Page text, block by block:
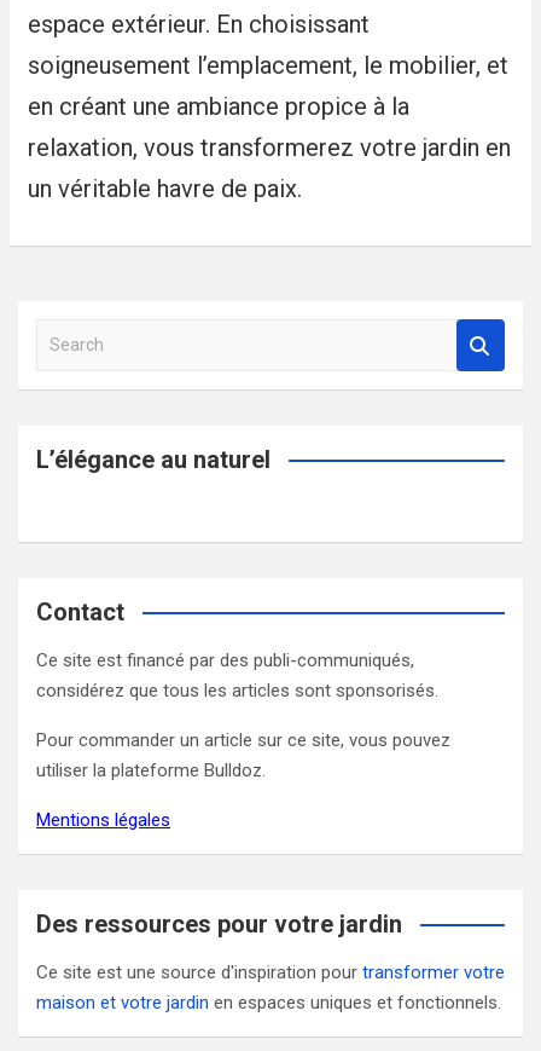
espace extérieur. En choisissant
soigneusement l’emplacement, le mobilier, et
en créant une ambiance propice à la
relaxation, vous transformerez votre jardin en
un véritable havre de paix.
a
cL’élégance au naturel
Contact
Ce site est financé par des publi-communiqués,
considérez que tous les articles sont sponsorisés.
Pour commander un article sur ce site, vous pouvez
utiliser la plateforme Bulldoz.
Mentions légales
Des ressources pour votre jardin
Ce site est une source d'inspiration pour transformer votre
maison et votre jardin en espaces uniques et fonctionnels.